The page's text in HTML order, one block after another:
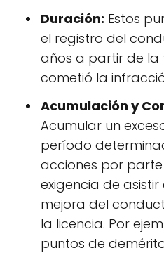
Duración: Estos
el registro del
años a partir de la
cometió la
Acumulación y
Acumular un
período
acciones por parte
exigencia de
mejora del
la licencia. Por
puntos de